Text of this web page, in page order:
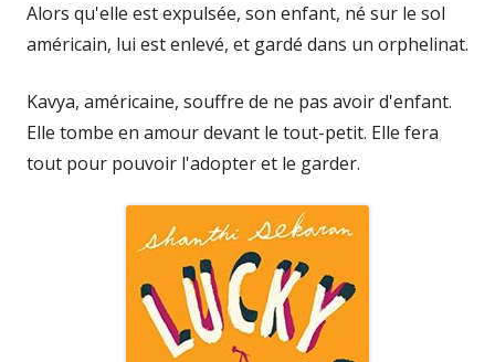
Alors qu'elle est expulsée, son enfant, né sur le sol
américain, lui est enlevé, et gardé dans un orphelinat.
Kavya, américaine, souffre de ne pas avoir d'enfant.
Elle tombe en amour devant le tout-petit. Elle fera
tout pour pouvoir l'adopter et le garder.